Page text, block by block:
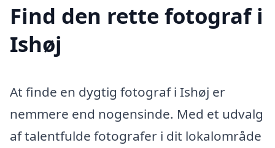
Find den rette fotograf i
Ishøj
At finde en dygtig fotograf i Ishøj er
nemmere end nogensinde. Med et udvalg
af talentfulde fotografer i dit lokalområde